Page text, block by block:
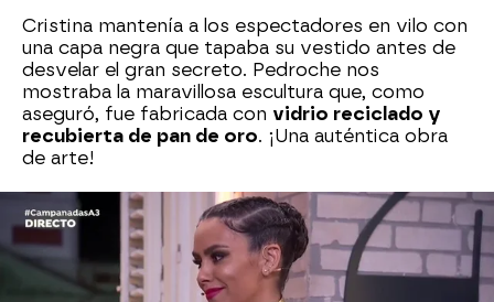
Cristina mantenía a los espectadores en vilo con
una capa negra que tapaba su vestido antes de
desvelar el gran secreto. Pedroche nos
mostraba la maravillosa escultura que, como
aseguró, fue fabricada con vidrio reciclado y
recubierta de pan de oro. ¡Una auténtica obra
de arte!
2018: Un bikini para concienciar sobre el reciclaje
Pedroche fue la protagonista de la Nochevieja
del 2018 dando la bienvenida a un nuevo año con